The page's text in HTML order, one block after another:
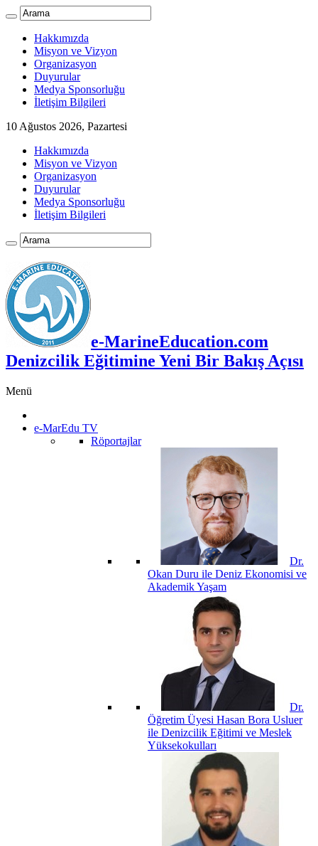
Hakkımızda
Misyon ve Vizyon
Organizasyon
Duyurular
Medya Sponsorluğu
İletişim Bilgileri
10 Ağustos 2026, Pazartesi
Hakkımızda
Misyon ve Vizyon
Organizasyon
Duyurular
Medya Sponsorluğu
İletişim Bilgileri
e-MarineEducation.com
Denizcilik Eğitimine Yeni Bir Bakış Açısı
Menü
e-MarEdu TV
Röportajlar
Dr.
Okan Duru ile Deniz Ekonomisi ve
Akademik Yaşam
Dr.
Öğretim Üyesi Hasan Bora Usluer
ile Denizcilik Eğitimi ve Meslek
Yüksekokulları